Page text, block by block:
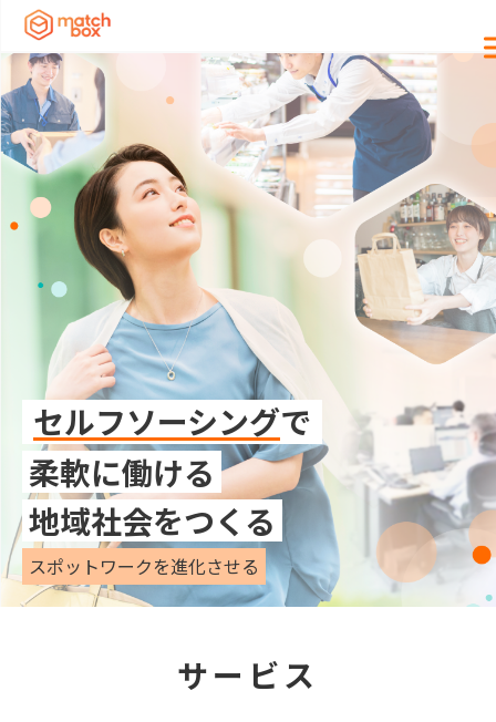
セルフソーシングで
柔軟に働ける
地域社会をつくる
スポットワークを進化させる
サービス